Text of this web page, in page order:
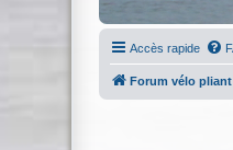
Accès rapide
Forum vélo pliant